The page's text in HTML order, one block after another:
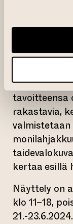
palkittu
Sigrid
brändilleen
tavoitteensa
rakastavia,
valmistetaan
kertaa esillä
Näyttely on
klo 11–18,
21.-23.6.2024.